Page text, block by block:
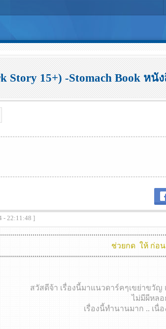
Story 15+) -Stomach Book ห
- 22:11:48 ]
ช่วยกด ให้ ก่อ
สวัสดีจ้า เรื่องนี้มาแนวดาร์คๆเขย่าขวัญ
ไม่มีผีหลอ
เรื่องนี้ทำนานมาก .. เนื่